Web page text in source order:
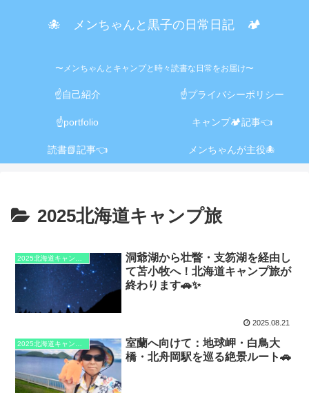
🐙 メンちゃんと黒子の日常日記 🏕️
〜メンちゃんとキャンプと時々読書な日常をお届け〜
☝️自己紹介 ☝️プライバシーポリシー
☝️portfolio キャンプ🏕️記事👈
読書📗記事👈 メンちゃんが主役🐙
2025北海道キャンプ旅
2025北海道キャンプ旅
洞爺湖から壮瞥・支笏湖を経由し
て苫小牧へ！北海道キャンプ旅が
終わります🚗✨
2025.08.21
室蘭へ向けて：地球岬・白鳥大
橋・北舟岡駅を巡る絶景ルート🚗